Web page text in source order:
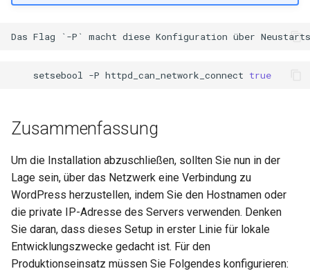
setsebool -P httpd_can_network_connect true
Zusammenfassung
Um die Installation abzuschließen, sollten Sie nun in der
Lage sein, über das Netzwerk eine Verbindung zu
WordPress herzustellen, indem Sie den Hostnamen oder
die private IP-Adresse des Servers verwenden. Denken
Sie daran, dass dieses Setup in erster Linie für lokale
Entwicklungszwecke gedacht ist. Für den
Produktionseinsatz müssen Sie Folgendes konfigurieren: